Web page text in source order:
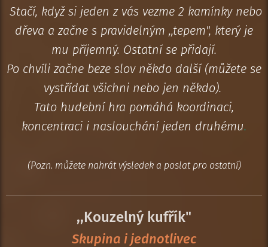
Stačí, když si jeden z vás vezme 2 kamínky nebo
dřeva a začne s pravidelným ,,tepem", který je
mu příjemný. Ostatní se přidají.
Po chvíli začne beze slov někdo další (můžete se
vystřídat všichni nebo jen někdo).
Tato hudební hra pomáhá koordinaci,
koncentraci i naslouchání jeden druhému.
(Pozn. můžete nahrát výsledek a poslat pro ostatní)
,,Kouzelný kufřík"
Skupina i jednotlivec